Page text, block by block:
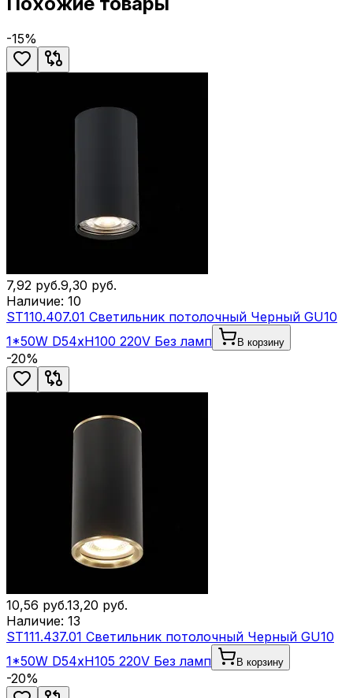
-15%
7,92 руб.9,30 руб.
Наличие: 10
ST110.407.01 Светильник потолочный Черный GU10
1*50W D54xH100 220V Без ламп
В корзину
-20%
10,56 руб.13,20 руб.
Наличие: 13
ST111.437.01 Светильник потолочный Черный GU10
1*50W D54xH105 220V Без ламп
В корзину
-20%